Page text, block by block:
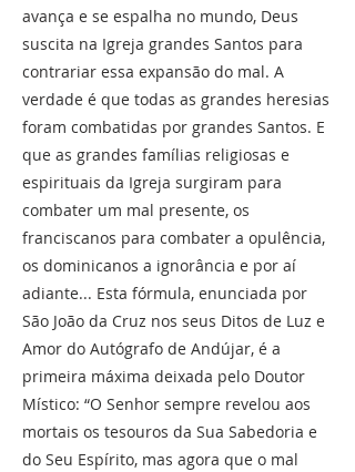
avança e se espalha no mundo, Deus
suscita na Igreja grandes Santos para
contrariar essa expansão do mal. A
verdade é que todas as grandes heresias
foram combatidas por grandes Santos. E
que as grandes famílias religiosas e
espirituais da Igreja surgiram para
combater um mal presente, os
franciscanos para combater a opulência,
os dominicanos a ignorância e por aí
adiante... Esta fórmula, enunciada por
São João da Cruz nos seus Ditos de Luz e
Amor do Autógrafo de Andújar, é a
primeira máxima deixada pelo Doutor
Místico: “O Senhor sempre revelou aos
mortais os tesouros da Sua Sabedoria e
do Seu Espírito, mas agora que o mal